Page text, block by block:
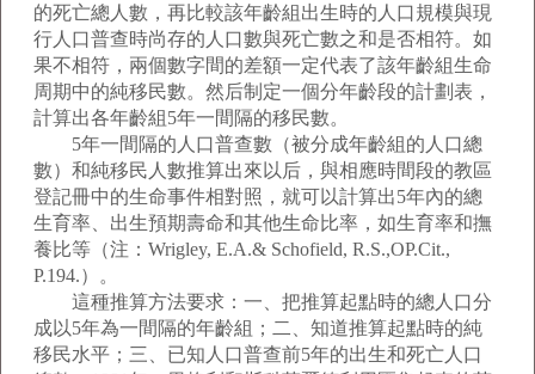
的死亡總人數，再比較該年齡組出生時的人口規模與現
行人口普查時尚存的人口數與死亡數之和是否相符。如
果不相符，兩個數字間的差額一定代表了該年齡組生命
周期中的純移民數。然后制定一個分年齡段的計劃表，
計算出各年齡組5年一間隔的移民數。
5年一間隔的人口普查數（被分成年齡組的人口總
數）和純移民人數推算出來以后，與相應時間段的教區
登記冊中的生命事件相對照，就可以計算出5年內的總
生育率、出生預期壽命和其他生命比率，如生育率和撫
養比等（注：Wrigley, E.A.& Schofield, R.S.,OP.Cit.,
P.194.）。
這種推算方法要求：一、把推算起點時的總人口分
成以5年為一間隔的年齡組；二、知道推算起點時的純
移民水平；三、已知人口普查前5年的出生和死亡人口